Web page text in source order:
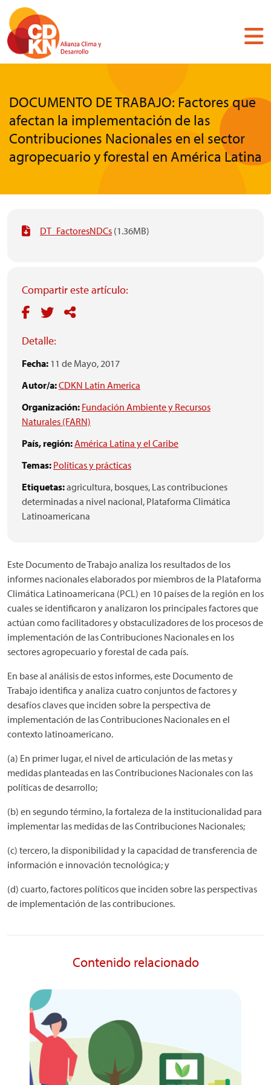
Pasar
contenido
principal
DOCUMENTO DE TRABAJO: Factores que
afectan la implementación de las
Contribuciones Nacionales en el sector
agropecuario y forestal en América Latina
DT_FactoresNDCs (1.36MB)
Compartir este artículo:
Detalle:
Fecha: 11 de Mayo, 2017
Autor/a:CDKN Latin America
Organización: Fundación Ambiente y Recursos
Naturales (FARN)
País, región:América Latina y el Caribe
Temas: Políticas y prácticas
Etiquetas:agricultura, bosques, Las contribuciones
determinadas a nivel nacional, Plataforma Climática
Latinoamericana
Este Documento de Trabajo analiza los resultados de los
informes nacionales elaborados por miembros de la Plataforma
Climática Latinoamericana (PCL) en 10 países de la región en los
cuales se identificaron y analizaron los principales factores que
actúan como facilitadores y obstaculizadores de los procesos de
implementación de las Contribuciones Nacionales en los
sectores agropecuario y forestal de cada país.
En base al análisis de estos informes, este Documento de
Trabajo identifica y analiza cuatro conjuntos de factores y
desafíos claves que inciden sobre la perspectiva de
implementación de las Contribuciones Nacionales en el
contexto latinoamericano.
(a) En primer lugar, el nivel de articulación de las metas y
medidas planteadas en las Contribuciones Nacionales con las
políticas de desarrollo;
(b) en segundo término, la fortaleza de la institucionalidad para
implementar las medidas de las Contribuciones Nacionales;
(c) tercero, la disponibilidad y la capacidad de transferencia de
información e innovación tecnológica; y
(d) cuarto, factores políticos que inciden sobre las perspectivas
de implementación de las contribuciones.
Contenido relacionado